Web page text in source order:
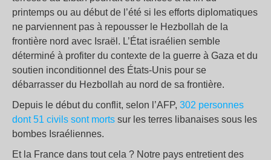
printemps ou au début de l’été si les efforts diplomatiques
ne parviennent pas à repousser le Hezbollah de la
frontière nord avec Israël. L’État israélien semble
déterminé à profiter du contexte de la guerre à Gaza et du
soutien inconditionnel des États-Unis pour se
débarrasser du Hezbollah au nord de sa frontière.
Depuis le début du conflit, selon l’AFP, 302 personnes
dont 51 civils sont morts sur les terres libanaises sous les
bombes Israéliennes.
Et la France dans tout cela ? Notre pays entretient des